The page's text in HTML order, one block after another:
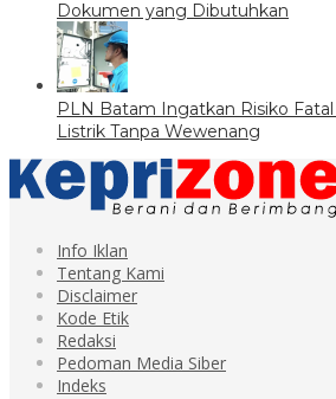
Dokumen yang Dibutuhkan
PLN Batam Ingatkan Risiko
Listrik Tanpa Wewenang
Info Iklan
Tentang Kami
Disclaimer
Kode Etik
Redaksi
Pedoman Media Siber
Indeks